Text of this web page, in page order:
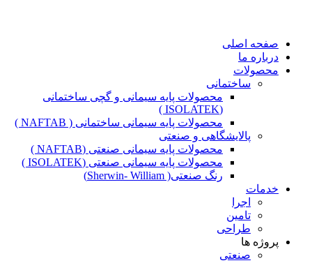
صفحه اصلی
درباره ما
محصولات
ساختمانی
محصولات پایه سیمانی و گچی ساختمانی
(ISOLATEK )
محصولات پایه سیمانی ساختمانی ( NAFTAB )
پالایشگاهی و صنعتی
محصولات پایه سیمانی صنعتی (NAFTAB )
محصولات پایه سیمانی صنعتی (ISOLATEK )
رنگ صنعتی( Sherwin- William)
خدمات
اجرا
تامین
طراحی
پروژه ها
صنعتی